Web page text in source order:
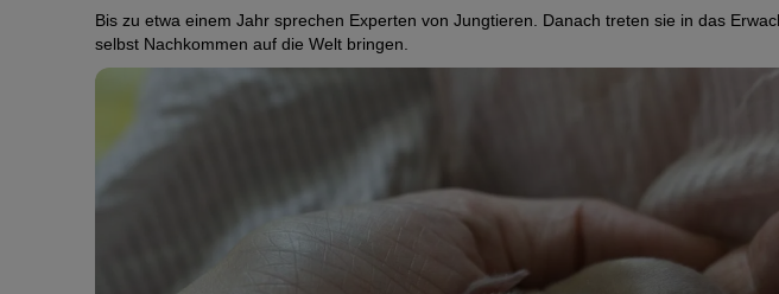
Bis zu etwa einem Jahr sprechen Experten von Jungtieren. Danach treten sie in das
selbst Nachkommen auf die Welt bringen.